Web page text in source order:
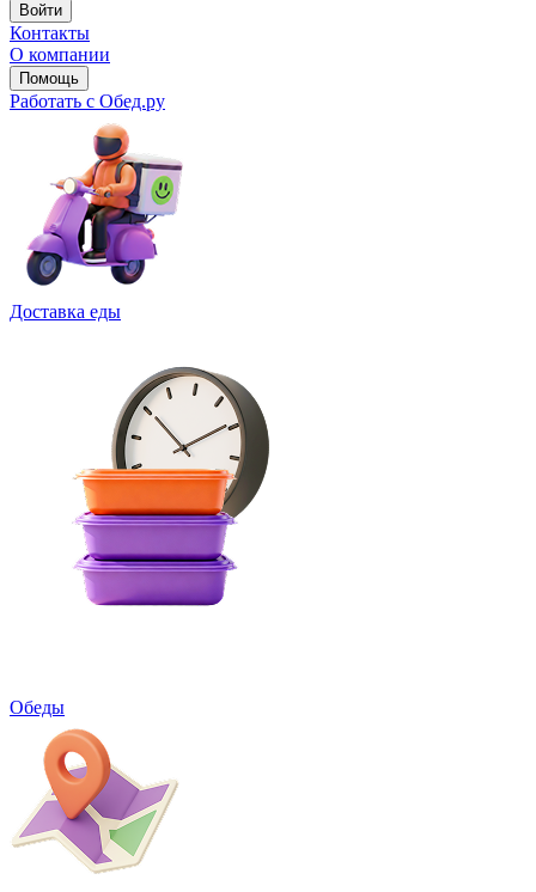
Войти
Контакты
О компании
Помощь
Работать с Обед.ру
Доставка еды
Обеды